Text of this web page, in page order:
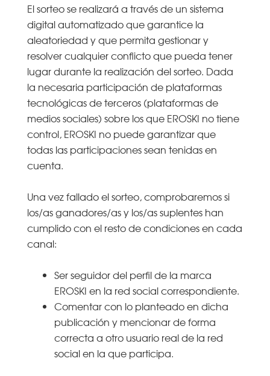
El sorteo se realizará a través de un sistema
digital automatizado que garantice la
aleatoriedad y que permita gestionar y
resolver cualquier conflicto que pueda tener
lugar durante la realización del sorteo. Dada
la necesaria participación de plataformas
tecnológicas de terceros (plataformas de
medios sociales) sobre los que EROSKI no tiene
control, EROSKI no puede garantizar que
todas las participaciones sean tenidas en
cuenta.
Una vez fallado el sorteo, comprobaremos si
los/as ganadores/as y los/as suplentes han
cumplido con el resto de condiciones en cada
canal:
Ser seguidor del perfil de la marca
EROSKI en la red social correspondiente.
Comentar con lo planteado en dicha
publicación y mencionar de forma
correcta a otro usuario real de la red
social en la que participa.